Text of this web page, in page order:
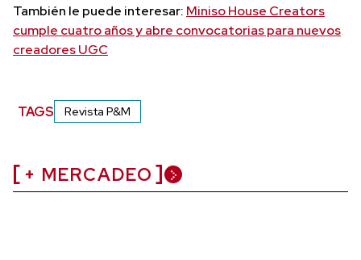
También le puede interesar: Miniso House Creators
cumple cuatro años y abre convocatorias para nuevos
creadores UGC
TAGS Revista P&M
+ MERCADEO